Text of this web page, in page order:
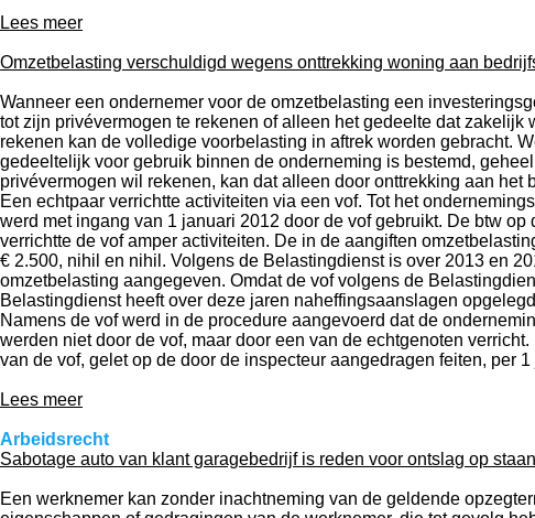
Lees meer
Omzetbelasting verschuldigd wegens onttrekking woning aan
Wanneer een ondernemer voor de omzetbelasting een
tot zijn privévermogen te rekenen of alleen het gedeelte dat
rekenen kan de volledige voorbelasting in aftrek worden gebracht.
gedeeltelijk voor gebruik binnen de onderneming is bestemd,
privévermogen wil rekenen, kan dat alleen door onttrekking aan
Een echtpaar verrichtte activiteiten via een vof. Tot het
werd met ingang van 1 januari 2012 door de vof gebruikt. De btw
verrichtte de vof amper activiteiten. De in de aangiften
€ 2.500, nihil en nihil. Volgens de Belastingdienst is over 2013 en
omzetbelasting aangegeven. Omdat de vof volgens de
Belastingdienst heeft over deze jaren naheffingsaanslagen
Namens de vof werd in de procedure aangevoerd dat de
werden niet door de vof, maar door een van de echtgenoten
van de vof, gelet op de door de inspecteur aangedragen feiten, per
Lees meer
Arbeidsrecht
Sabotage auto van klant garagebedrijf is reden voor ontslag op
Een werknemer kan zonder inachtneming van de geldende